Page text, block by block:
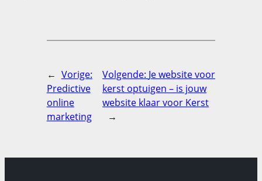
← Vorige:
Predictive
online
marketing
Volgende: Je website voor
kerst optuigen – is jouw
website klaar voor Kerst
→